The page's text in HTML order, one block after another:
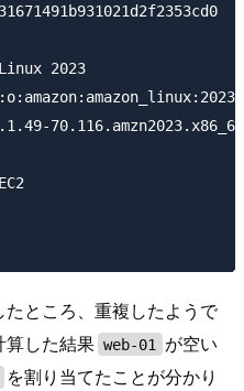
2023
70.116.amzn2023.x86_64
たところ、重複したようで
算した結果 web-01
が空い
を割り当てたことが分かり